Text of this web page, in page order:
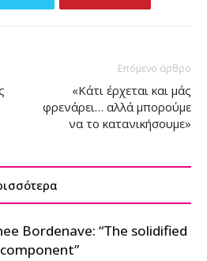
Επόμενο άρθρο
«Κάτι έρχεται και μάς
φρενάρει… αλλά μπορούμε
να το κατανικήσουμε»
Bordenave: “The solidified